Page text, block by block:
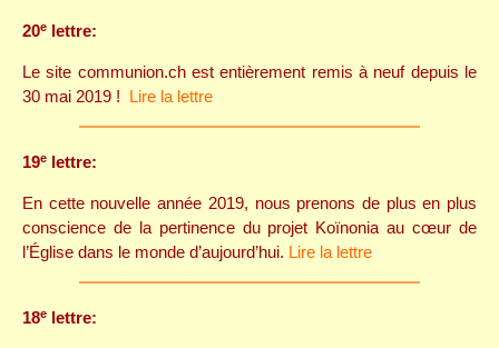
20e lettre:
Le site communion.ch est entièrement remis à neuf depuis le
30 mai 2019 ! Lire la lettre
19e lettre:
En cette nouvelle année 2019, nous prenons de plus en plus
conscience de la pertinence du projet Koïnonia au cœur de
l’Église dans le monde d’aujourd’hui. Lire la lettre
18e lettre: